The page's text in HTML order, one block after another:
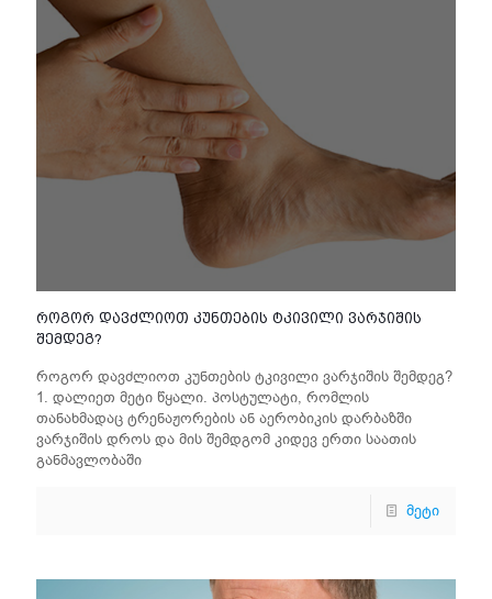
როგორ დავძლიოთ კუნთების ტკივილი ვარჯიშის
შემდეგ?
როგორ დავძლიოთ კუნთების ტკივილი ვარჯიშის შემდეგ?
1. დალიეთ მეტი წყალი. პოსტულატი, რომლის
თანახმადაც ტრენაჟორების ან აერობიკის დარბაზში
ვარჯიშის დროს და მის შემდგომ კიდევ ერთი საათის
განმავლობაში
მეტი